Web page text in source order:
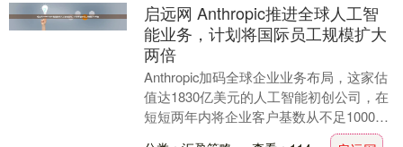
启远网 Anthropic推进全球人工智
能业务，计划将国际员工规模扩大
两倍
Anthropic加码全球企业业务布局，这家估
值达1830亿美元的人工智能初创公司，在
短短两年内将企业客户基数从不足1000家
扩大至30多万家。目前，各行业、各....